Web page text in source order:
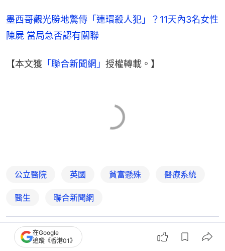
墨西哥觀光勝地驚傳「連環殺人犯」？11天內3名女性
陳屍 當局急否認有關聯
【本文獲 「聯合新聞網」 授權轉載。】
公立醫院 英國 貧富懸殊 醫療系統
醫生 聯合新聞網
4
在Google
追蹤《香港01》